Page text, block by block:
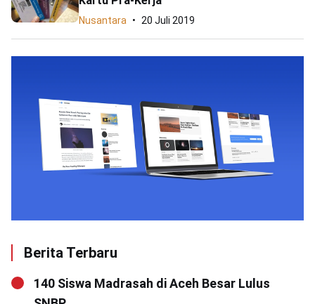
Nusantara 20 Juli 2019
Berita Terbaru
140 Siswa Madrasah di Aceh Besar Lulus